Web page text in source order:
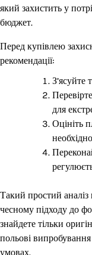
який захистить у
бюджет.
Перед купівлею
рекомендації:
для
Оцініть
Такий простий аналіз
чесному підходу до
знайдете тільки
польові
умовах.